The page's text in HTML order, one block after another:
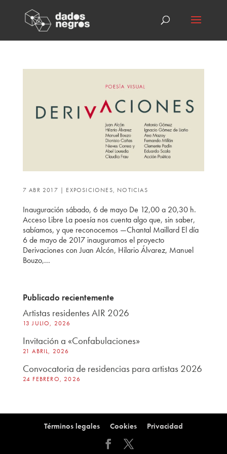
7 ABR 2017 | EXPOSICIONES, NOTICIAS
Inauguración sábado, 6 de mayo De 12,00 a 20,30 h.
Acceso Libre La poesía nos cuenta algo que, sin saber,
sabíamos, y que reconocemos —Chantal Maillard El día
6 de mayo de 2017 inauguramos el proyecto
Derivaciones con Juan Alcón, Hilario Álvarez, Manuel
Bouzo,...
Publicado recientemente
Artistas residentes AIR 2026
13 JULIO, 2026
Invitación a «Confabulaciones»
21 ABRIL, 2026
Convocatoria de residencias para artistas 2026
24 FEBRERO, 2026
Términos legales Cookies Privacidad